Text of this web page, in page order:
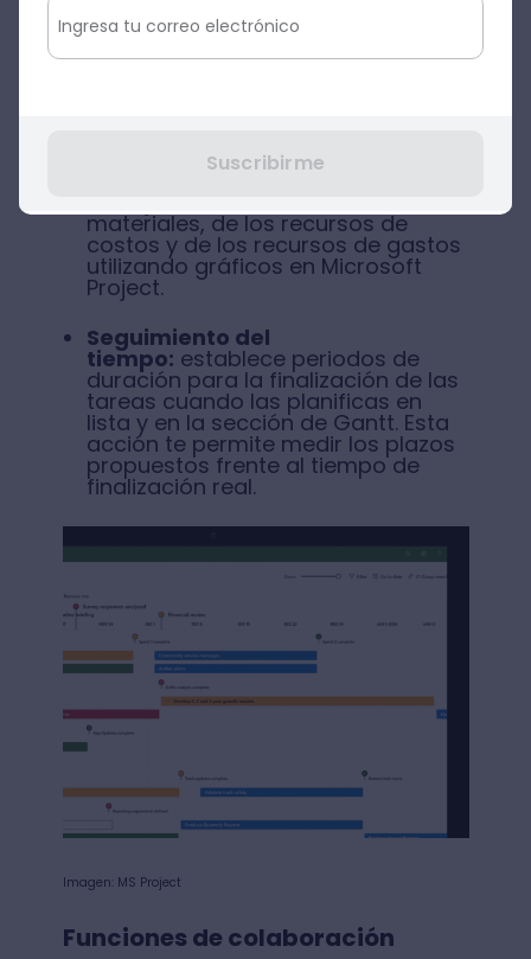
crear calendarios personalizados
además, todos los miembros del
Gestión de recursos:ejecuta un
materiales, de los recursos de
costos y de los recursos de gastos
utilizando gráficos en Microsoft
Project.
Seguimiento del
tiempo: establece periodos de
duración para la finalización de las
tareas cuando las planificas en
lista y en la sección de Gantt. Esta
acción te permite medir los plazos
propuestos frente al tiempo de
finalización real.
Imagen: MS Project
Funciones de colaboración
Suscribirme